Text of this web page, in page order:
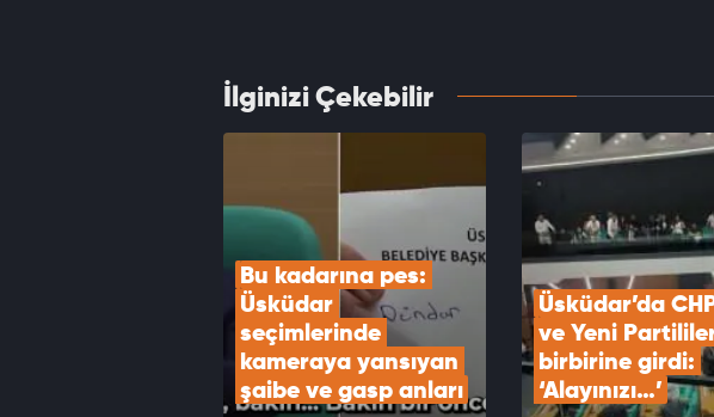
MGK toplantısı sona erdi:
VIDEOYU İZLE
İlginizi Çekebilir
Bu kadarına pes:
Üsküdar
seçimlerinde
kameraya yansıyan
şaibe ve gasp anları
Üsküdar’da
ve Yeni
birbirine girdi:
‘Alayınızı…’